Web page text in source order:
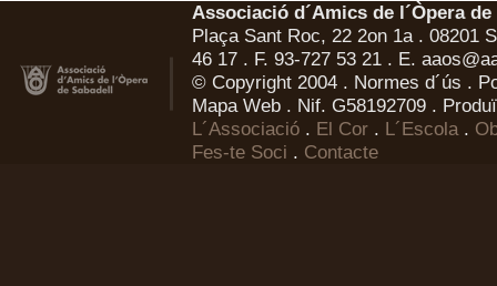
Associació d´Amics de l´Òpera
Plaça Sant Roc, 22 2on 1a . 08201
46 17 . F. 93-727 53 21 . E.
© Copyright 2004 . Normes d´ús .
Mapa Web . Nif. G58192709 .
L´Associació . El Cor . L´Escola.
Fes-te Soci . Contacte